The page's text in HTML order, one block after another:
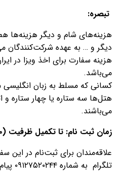
تبصره:
هزینه‌های شام و دیگر هزینه‌ها
دیگر و … به عهده شرکت‌کنندگان
هزینه سفارت برای اخذ ویزا در
می‌باشد.
کسانی که مسلط به زبان انگلیسی
هتل‌ها سه ستاره یا چهار ستاره و
می‌باشند.
زمان ثبت نام: تا تکمیل ظرفیت (۲۰ نفر)
علاقه‌مندان برای ثبت‌نام در این
تلگرام به شماره ۰۹۱۲۷۵۲۰۲۴۴ پیام دهند.